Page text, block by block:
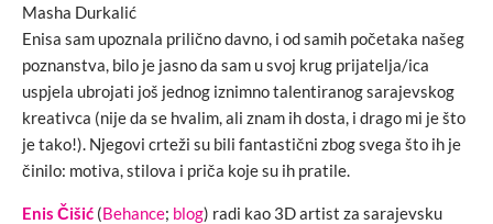
Masha Durkalić
Enisa sam upoznala prilično davno, i od samih početaka našeg
poznanstva, bilo je jasno da sam u svoj krug prijatelja/ica
uspjela ubrojati još jednog iznimno talentiranog sarajevskog
kreativca (nije da se hvalim, ali znam ih dosta, i drago mi je što
je tako!). Njegovi crteži su bili fantastični zbog svega što ih je
činilo: motiva, stilova i priča koje su ih pratile.
Enis Čišić (Behance; blog) radi kao 3D artist za sarajevsku